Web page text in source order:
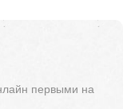
первыми на